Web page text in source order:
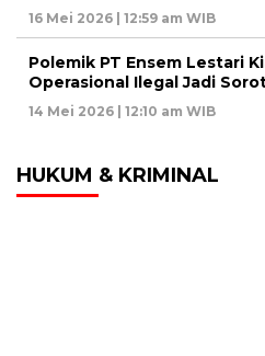
16 Mei 2026 | 12:59 am WIB
Polemik PT Ensem Lestari
Operasional Ilegal Jadi
14 Mei 2026 | 12:10 am WIB
HUKUM & KRIMINAL